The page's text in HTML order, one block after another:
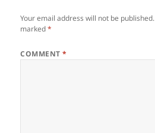
Your email address will not be published.
marked*
COMMENT*